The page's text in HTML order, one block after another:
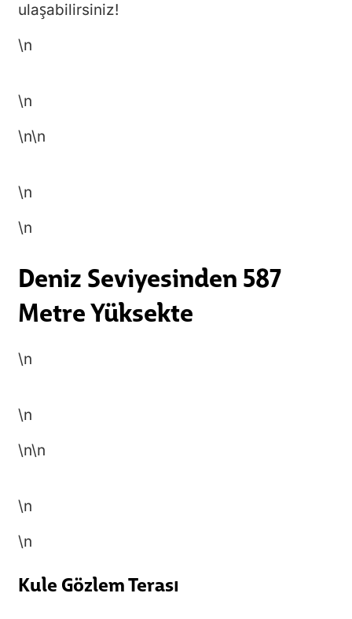
ulaşabilirsiniz!
\n
\n
\n\n
\n
\n
Deniz Seviyesinden 587
Metre Yüksekte
\n
\n
\n\n
\n
\n
Kule Gözlem Terası